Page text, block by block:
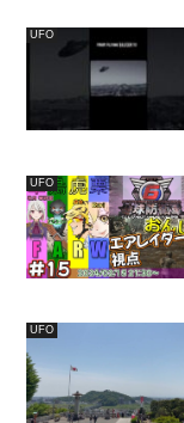
UFO
UFO
UFO